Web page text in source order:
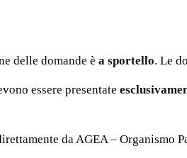
delle domande è a sportello. Le
essere presentate
da AGEA – Organismo